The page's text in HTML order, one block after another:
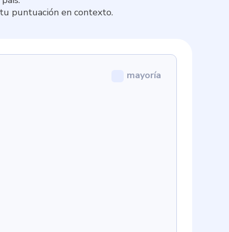
puntuación en contexto.
mayoría